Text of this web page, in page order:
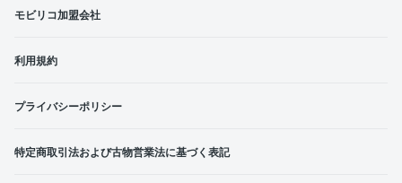
モビリコ加盟会社
利用規約
プライバシーポリシー
特定商取引法および古物営業法に基づく表記